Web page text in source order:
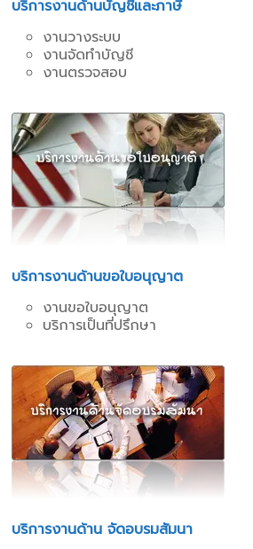
บริการงานด้านบัญชีและภาษี
งานวางระบบ
งานจัดทำบัญชี
งานตรวจสอบ
บริการงานด้านขอใบอนุญาต
งานขอใบอนุญาต
บริการเป็นที่ปรึกษา
บริการงานด้าน จัดอบรมสัมนา